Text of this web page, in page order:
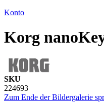
Konto
Korg
SKU
224693
Zum Ende der Bildergalerie